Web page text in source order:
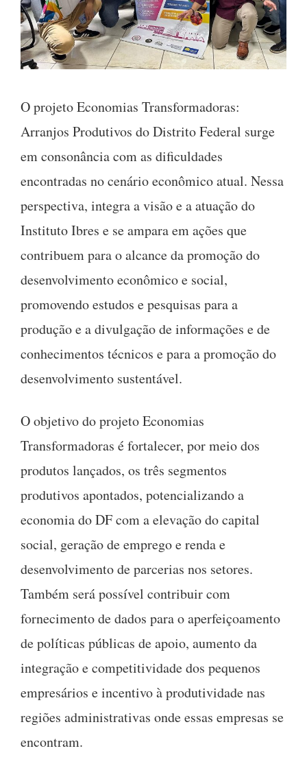
O projeto Economias Transformadoras:
Arranjos Produtivos do Distrito Federal surge
em consonância com as dificuldades
encontradas no cenário econômico atual. Nessa
perspectiva, integra a visão e a atuação do
Instituto Ibres e se ampara em ações que
contribuem para o alcance da promoção do
desenvolvimento econômico e social,
promovendo estudos e pesquisas para a
produção e a divulgação de informações e de
conhecimentos técnicos e para a promoção do
desenvolvimento sustentável.
O objetivo do projeto Economias
Transformadoras é fortalecer, por meio dos
produtos lançados, os três segmentos
produtivos apontados, potencializando a
economia do DF com a elevação do capital
social, geração de emprego e renda e
desenvolvimento de parcerias nos setores.
Também será possível contribuir com
fornecimento de dados para o aperfeiçoamento
de políticas públicas de apoio, aumento da
integração e competitividade dos pequenos
empresários e incentivo à produtividade nas
regiões administrativas onde essas empresas se
encontram.